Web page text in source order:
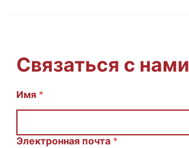
Связаться с нами
Имя *
E
lЭлектронная почта *